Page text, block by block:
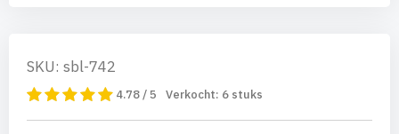
SKU: sbl-742
4.78 / 5 Verkocht: 6 stuks